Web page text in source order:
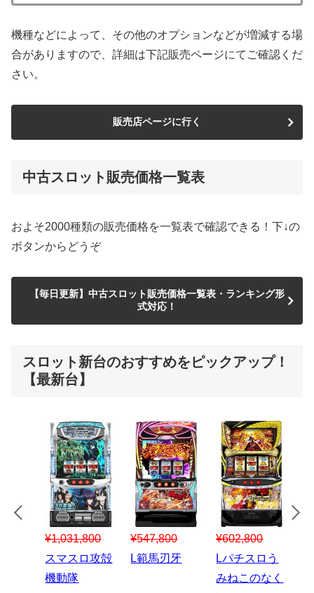
機種などによって、その他のオプションなどが増減する場
合がありますので、詳細は下記販売ページにてご確認くだ
さい。
販売店ページに行く
中古スロット販売価格一覧表
およそ2000種類の販売価格を一覧表で確認できる！下↓の
ボタンからどうぞ
【毎日更新】中古スロット販売価格一覧表・ランキング形
式対応！
スロット新台のおすすめをピックアップ！
【最新台】
¥547,800
スマスロハナ
ビ
¥150,000
スマスロ秘宝
¥1,867,800
Lパチスロ 炎
炎ノ消防隊2